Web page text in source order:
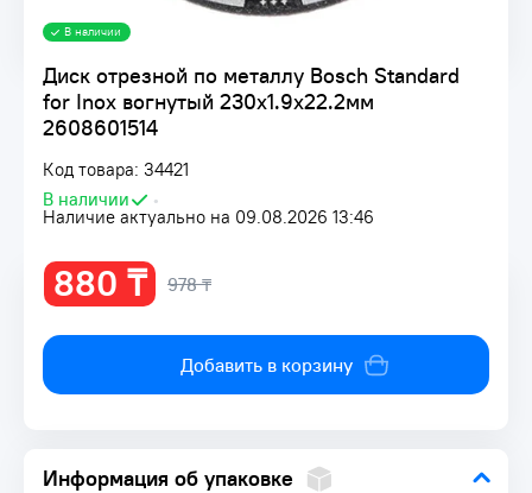
Диск отрезной по металлу Bosch Standard
for Inox вогнутый 230х1.9х22.2мм
2608601514
Код товара: 34421
В наличии
•
Наличие актуально на 09.08.2026 13:46
В наличии
880 ₸ 978 ₸
Добавить в корзину
Информация об упаковке